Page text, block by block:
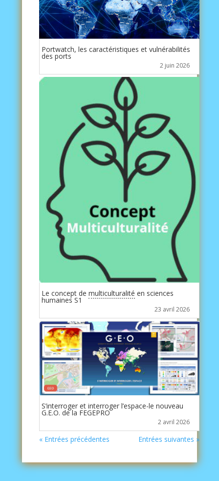
Portwatch, les caractéristiques et vulnérabilités
des ports
2 juin 2026
Le concept demulticulturalité en sciences
humaines S1
23 avril 2026
S’interroger et interroger l’espace-le nouveau
G.E.O. de la FEGEPRO
2 avril 2026
« Entrées précédentes Entrées suivantes »